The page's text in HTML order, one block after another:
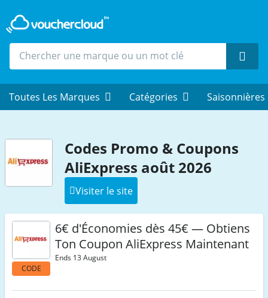
Toutes Les Marques Catégories Saisonnières
Codes Promo & Coupons
AliExpress août 2026
Visiter le site
CODE
6€ d'Économies dès 45€ — Obtiens
Ton Coupon AliExpress Maintenant
Ends 13 August